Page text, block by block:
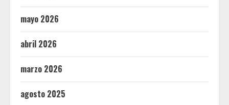
mayo 2026
abril 2026
marzo 2026
agosto 2025